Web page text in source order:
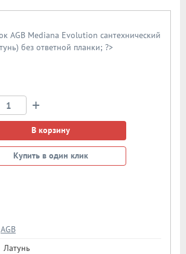
+
В корзину
Купить в один клик
AGB
Латунь